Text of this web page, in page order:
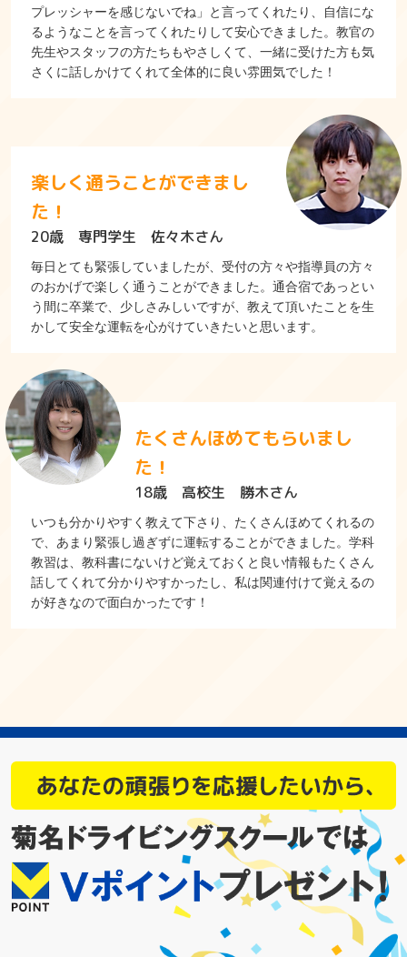
プレッシャーを感じないでね」と言ってくれたり、自信にな
るようなことを言ってくれたりして安心できました。教官の
先生やスタッフの方たちもやさしくて、一緒に受けた方も気
さくに話しかけてくれて全体的に良い雰囲気でした！
楽しく通うことができまし
た！
20歳 専門学生 佐々木さん
毎日とても緊張していましたが、受付の方々や指導員の方々
のおかげで楽しく通うことができました。通合宿であっとい
う間に卒業で、少しさみしいですが、教えて頂いたことを生
かして安全な運転を心がけていきたいと思います。
たくさんほめてもらいまし
た！
18歳 高校生 勝木さん
いつも分かりやすく教えて下さり、たくさんほめてくれるの
で、あまり緊張し過ぎずに運転することができました。学科
教習は、教科書にないけど覚えておくと良い情報もたくさん
話してくれて分かりやすかったし、私は関連付けて覚えるの
が好きなので面白かったです！